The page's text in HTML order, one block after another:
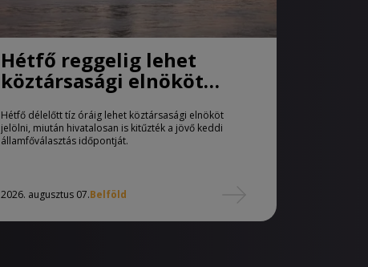
Hétfő reggelig lehet
köztársasági elnököt
Hétfő délelőtt tíz óráig lehet köztársasági elnököt
jelölni, miután hivatalosan is kitűzték a jövő keddi
államfőválasztás időpontját.
2026. augusztus 07.Belföld